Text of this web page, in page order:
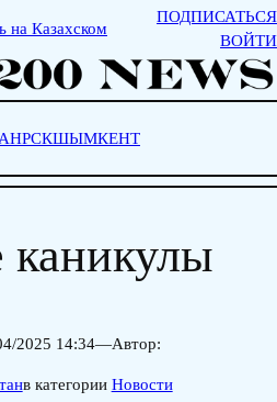
на Казахском
ПОДПИСАТЬСЯ
ВОЙТИ
РСКШЫМКЕНТ
2025 14:34—Автор:
в категории Новости